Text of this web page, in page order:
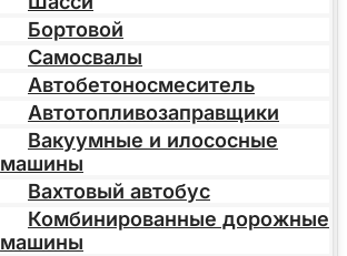
Бортовой
Самосвалы
Автобетоносмеситель
Автотопливозаправщики
Вакуумные и илососные
машины
Вахтовый автобус
Комбинированные дорожные
машины